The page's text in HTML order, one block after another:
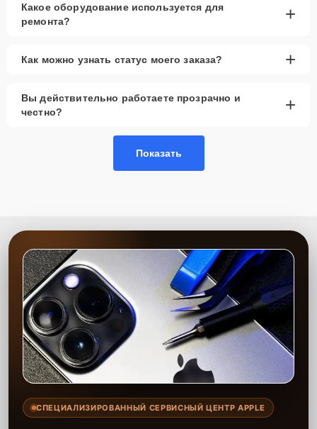
Какое оборудование используется для
ремонта?
+
Как можно узнать статус моего заказа? +
Вы действительно работаете прозрачно и
честно?
+
Показать
СПЕЦИАЛИЗИРОВАННЫЙ СЕРВИСНЫЙ ЦЕНТР APPLE